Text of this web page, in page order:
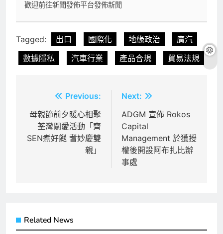
歡迎前往新聞發佈平台發佈新聞
Tagged: 出口 國際化 地緣政治
廣汽
數據隱私
汽車行業 產品合規 貿易法規
章
導
Previous:
母親節前夕暖心相聚
荃灣關愛活動「齊
SEN煮好餸 耆妙慶雙
親」
Next:
ADGM 宣佈 Rokos
Capital
Management 於獲授
權後開設阿布扎比辦
事處
Related News